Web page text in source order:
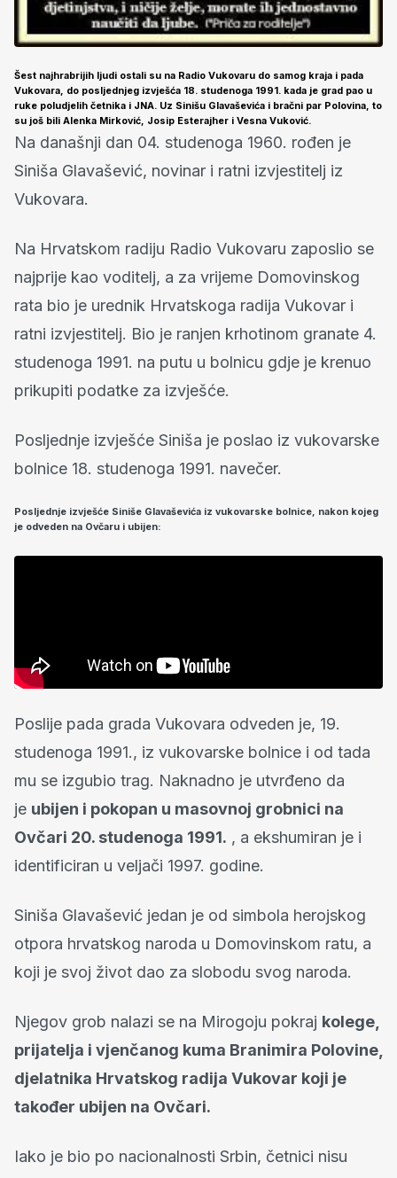
Šest najhrabrijih ljudi ostali su na Radio Vukovaru do samog kraja i pada
Vukovara, do posljednjeg izvješća 18. studenoga 1991. kada je grad pao u
ruke poludjelih četnika i JNA. Uz Sinišu Glavaševića i bračni par Polovina, to
su još bili Alenka Mirković, Josip Esterajher i Vesna Vuković.
Na današnji dan 04. studenoga 1960. rođen je
Siniša Glavašević, novinar i ratni izvjestitelj iz
Vukovara.
Na Hrvatskom radiju Radio Vukovaru zaposlio se
najprije kao voditelj, a za vrijeme Domovinskog
rata bio je urednik Hrvatskoga radija Vukovar i
ratni izvjestitelj. Bio je ranjen krhotinom granate 4.
studenoga 1991. na putu u bolnicu gdje je krenuo
prikupiti podatke za izvješće.
Posljednje izvješće Siniša je poslao iz vukovarske
bolnice 18. studenoga 1991. navečer.
Posljednje izvješće Siniše Glavaševića iz vukovarske bolnice, nakon kojeg
je odveden na Ovčaru i ubijen:
Poslije pada grada Vukovara odveden je, 19.
studenoga 1991., iz vukovarske bolnice i od tada
mu se izgubio trag. Naknadno je utvrđeno da
je ubijen i pokopan u masovnoj grobnici na
Ovčari 20. studenoga 1991. , a ekshumiran je i
identificiran u veljači 1997. godine.
Siniša Glavašević jedan je od simbola herojskog
otpora hrvatskog naroda u Domovinskom ratu, a
koji je svoj život dao za slobodu svog naroda.
Njegov grob nalazi se na Mirogoju pokraj kolege,
prijatelja i vjenčanog kuma Branimira Polovine,
djelatnika Hrvatskog radija Vukovar koji je
također ubijen na Ovčari.
Iako je bio po nacionalnosti Srbin, četnici nisu